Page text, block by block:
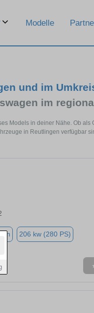
Modelle
und im
im
Models in deiner Nähe. Ob
in Reutlingen verfügbar
206 kw (280 PS)